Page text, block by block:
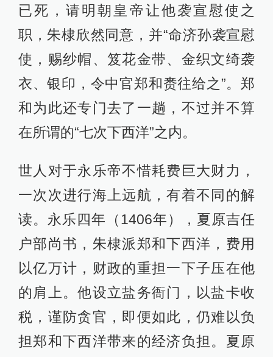
已死，请明朝皇帝让他袭宣慰使之
职，朱棣欣然同意，并“命济孙袭宣慰
使，赐纱帽、笈花金带、金织文绮袭
衣、银印，令中官郑和赉往给之”。郑
和为此还专门去了一趟，不过并不算
在所谓的“七次下西洋”之内。
世人对于永乐帝不惜耗费巨大财力，
一次次进行海上远航，有着不同的解
读。永乐四年（1406年），夏原吉任
户部尚书，朱棣派郑和下西洋，费用
以亿万计，财政的重担一下子压在他
的肩上。他设立盐务衙门，以盐卡收
税，谨防贪官，即便如此，仍难以负
担郑和下西洋带来的经济负担。夏原